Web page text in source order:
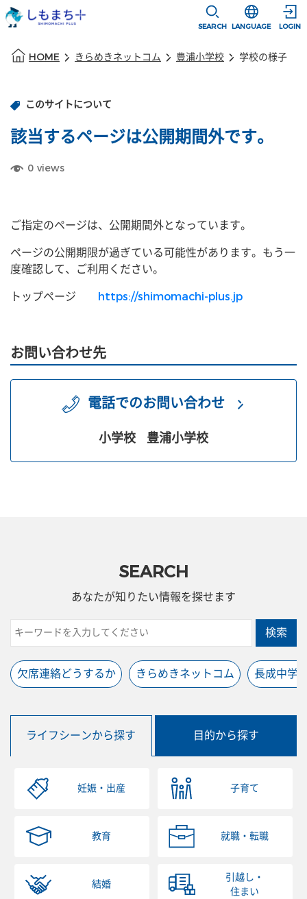
SEARCH
選択すると言
LANGUAGE LOGIN
HOME きらめきネットコム 豊浦小学校 学校の様子
このサイトについて
該当するページは公開期間外です。
0 views
ご指定のページは、公開期間外となっています。
ページの公開期限が過ぎている可能性があります。もう一
度確認して、ご利用ください。
トップページ
https://shimomachi-plus.jp
お問い合わせ先
電話でのお問い合わせ
小学校 豊浦小学校
SEARCH
あなたが知りたい情報を探せます
検索
欠席連絡どうするか きらめきネットコム 長成中学
ライフシーンから探す 目的から探す
妊娠・出産 子育て
教育 就職・転職
結婚
引越し・
住まい